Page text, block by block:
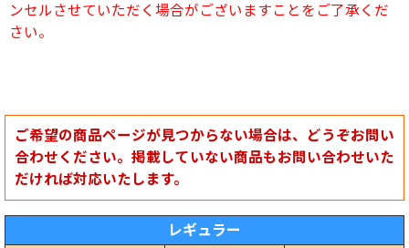
ンセルさせていただく場合がございますことをご了承くだ
さい。
ご希望の商品ページが見つからない場合は、どうぞお問い
合わせください。掲載していない商品もお問い合わせいた
だければ対応いたします。
レギュラー